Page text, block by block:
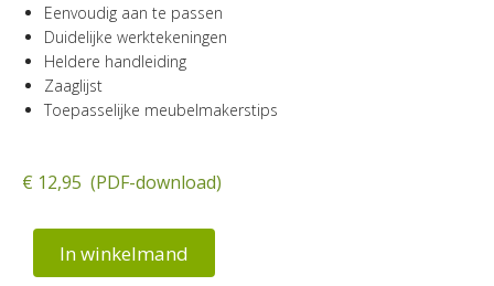
Eenvoudig aan te passen
Duidelijke werktekeningen
Heldere handleiding
Zaaglijst
Toepasselijke meubelmakerstips
€ 12,95 (PDF-download)
In winkelmand